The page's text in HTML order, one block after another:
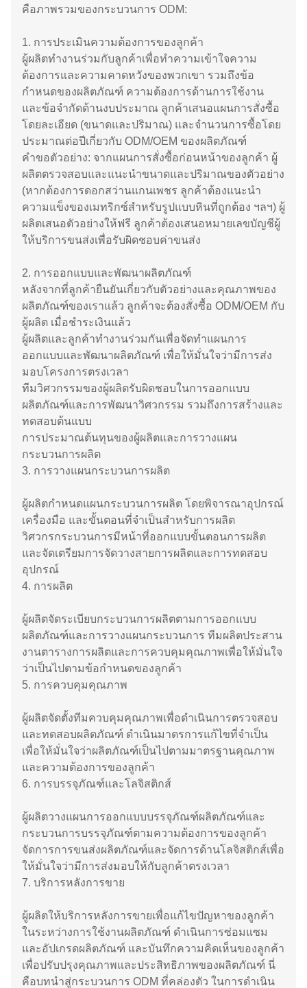
คือภาพรวมของกระบวนการ ODM:
1. การประเมินความต้องการของลูกค้า
ผู้ผลิตทำงานร่วมกับลูกค้าเพื่อทำความเข้าใจความ
ต้องการและความคาดหวังของพวกเขา รวมถึงข้อ
กำหนดของผลิตภัณฑ์ ความต้องการด้านการใช้งาน
และข้อจำกัดด้านงบประมาณ ลูกค้าเสนอแผนการสั่งซื้อ
โดยละเอียด (ขนาดและปริมาณ) และจำนวนการซื้อโดย
ประมาณต่อปีเกี่ยวกับ ODM/OEM ของผลิตภัณฑ์
คำขอตัวอย่าง: จากแผนการสั่งซื้อก่อนหน้าของลูกค้า ผู้
ผลิตตรวจสอบและแนะนำขนาดและปริมาณของตัวอย่าง
(หากต้องการดอกสว่านแกนเพชร ลูกค้าต้องแนะนำ
ความแข็งของเมทริกซ์สำหรับรูปแบบหินที่ถูกต้อง ฯลฯ) ผู้
ผลิตเสนอตัวอย่างให้ฟรี ลูกค้าต้องเสนอหมายเลขบัญชีผู้
ให้บริการขนส่งเพื่อรับผิดชอบค่าขนส่ง
2. การออกแบบและพัฒนาผลิตภัณฑ์
หลังจากที่ลูกค้ายืนยันเกี่ยวกับตัวอย่างและคุณภาพของ
ผลิตภัณฑ์ของเราแล้ว ลูกค้าจะต้องสั่งซื้อ ODM/OEM กับ
ผู้ผลิต เมื่อชำระเงินแล้ว
ผู้ผลิตและลูกค้าทำงานร่วมกันเพื่อจัดทำแผนการ
ออกแบบและพัฒนาผลิตภัณฑ์ เพื่อให้มั่นใจว่ามีการส่ง
มอบโครงการตรงเวลา
ทีมวิศวกรรมของผู้ผลิตรับผิดชอบในการออกแบบ
ผลิตภัณฑ์และการพัฒนาวิศวกรรม รวมถึงการสร้างและ
ทดสอบต้นแบบ
การประมาณต้นทุนของผู้ผลิตและการวางแผน
กระบวนการผลิต
3. การวางแผนกระบวนการผลิต
ผู้ผลิตกำหนดแผนกระบวนการผลิต โดยพิจารณาอุปกรณ์
เครื่องมือ และขั้นตอนที่จำเป็นสำหรับการผลิต
วิศวกรกระบวนการมีหน้าที่ออกแบบขั้นตอนการผลิต
และจัดเตรียมการจัดวางสายการผลิตและการทดสอบ
อุปกรณ์
4. การผลิต
ผู้ผลิตจัดระเบียบกระบวนการผลิตตามการออกแบบ
ผลิตภัณฑ์และการวางแผนกระบวนการ ทีมผลิตประสาน
งานตารางการผลิตและการควบคุมคุณภาพเพื่อให้มั่นใจ
ว่าเป็นไปตามข้อกำหนดของลูกค้า
5. การควบคุมคุณภาพ
ผู้ผลิตจัดตั้งทีมควบคุมคุณภาพเพื่อดำเนินการตรวจสอบ
และทดสอบผลิตภัณฑ์ ดำเนินมาตรการแก้ไขที่จำเป็น
เพื่อให้มั่นใจว่าผลิตภัณฑ์เป็นไปตามมาตรฐานคุณภาพ
และความต้องการของลูกค้า
6. การบรรจุภัณฑ์และโลจิสติกส์
ผู้ผลิตวางแผนการออกแบบบรรจุภัณฑ์ผลิตภัณฑ์และ
กระบวนการบรรจุภัณฑ์ตามความต้องการของลูกค้า
จัดการการขนส่งผลิตภัณฑ์และจัดการด้านโลจิสติกส์เพื่อ
ให้มั่นใจว่ามีการส่งมอบให้กับลูกค้าตรงเวลา
7. บริการหลังการขาย
ผู้ผลิตให้บริการหลังการขายเพื่อแก้ไขปัญหาของลูกค้า
ในระหว่างการใช้งานผลิตภัณฑ์ ดำเนินการซ่อมแซม
และอัปเกรดผลิตภัณฑ์ และบันทึกความคิดเห็นของลูกค้า
เพื่อปรับปรุงคุณภาพและประสิทธิภาพของผลิตภัณฑ์ นี่
คือบทนำสู่กระบวนการ ODM ที่คล่องตัว ในการดำเนิน